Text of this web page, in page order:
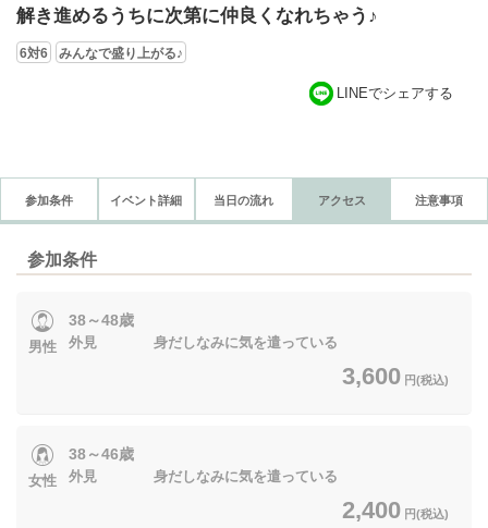
解き進めるうちに次第に仲良くなれちゃう♪
6対6 みんなで盛り上がる♪
LINEでシェアする
参加条件 イベント詳細 当日の流れ アクセス 注意事項
参加条件
男性
38～48歳
外見 身だしなみに気を遣っている​​​​​​
3,600 円(税込)
女性
38～46歳
外見 身だしなみに気を遣っている​​​​​​
2,400 円(税込)